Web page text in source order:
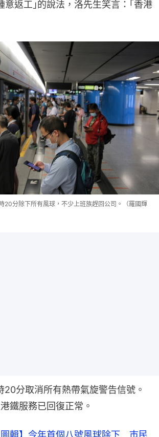
意返工｣的說法，洛先生笑言：｢香港
20分除下所有風球，不少上班族趕回公司。（羅國輝
20分取消所有熱帶氣旋警告信號。
鐵服務已回復正常。
圖輯】今年首個八號風球除下 巿民